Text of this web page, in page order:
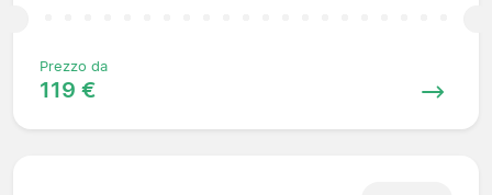
Prezzo da
119 €